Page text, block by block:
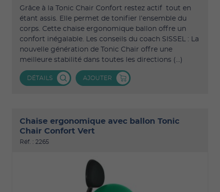
Grâce à la Tonic Chair Confort restez actif tout en
étant assis. Elle permet de tonifier l’ensemble du
corps. Cette chaise ergonomique ballon offre un
confort inégalable. Les conseils du coach SISSEL : La
nouvelle génération de Tonic Chair offre une
meilleure stabilité dans toutes les directions (...)
DÉTAILS AJOUTER
Chaise ergonomique avec ballon Tonic
Chair Confort Vert
Réf. : 2265